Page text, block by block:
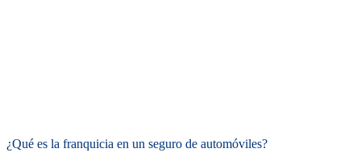
¿Qué es la franquicia en un seguro de automóviles?